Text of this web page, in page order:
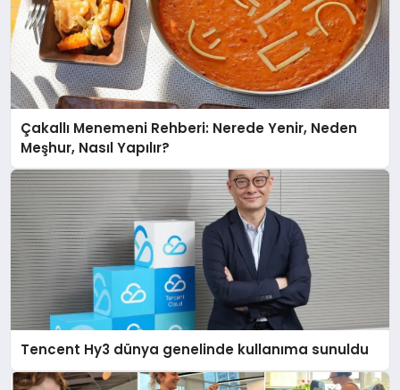
Çakallı Menemeni Rehberi: Nerede Yenir, Neden
Meşhur, Nasıl Yapılır?
Tencent Hy3 dünya genelinde kullanıma sunuldu